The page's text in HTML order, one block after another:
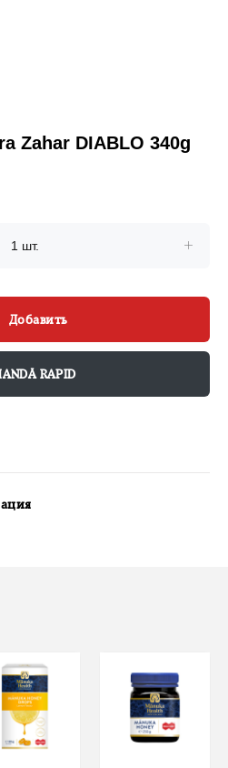
Zahar DIABLO 340g
Добавить
RAPID